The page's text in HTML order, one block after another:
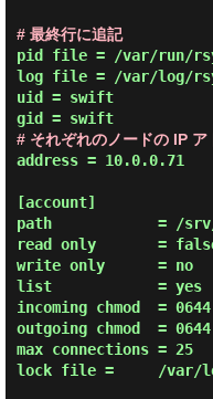
# 最終行に追記
pid file = /var/run/
log file = /var/log/
uid = swift
gid = swift
# それぞれのノードの IP ア
address = 10.0.0.71
[account]
path            = /srv/
read only       =
write only      = no
list            = yes
incoming chmod  = 0644
outgoing chmod  = 0644
max connections = 25
lock file =     /var/